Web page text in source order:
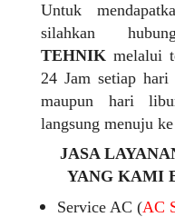
Untuk
silahkan
TEHNIK melalui
24 Jam setiap
maupun hari
langsung menuju
JASA
YANG KAMI
Service AC (AC